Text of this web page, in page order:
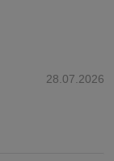
28.07.2026